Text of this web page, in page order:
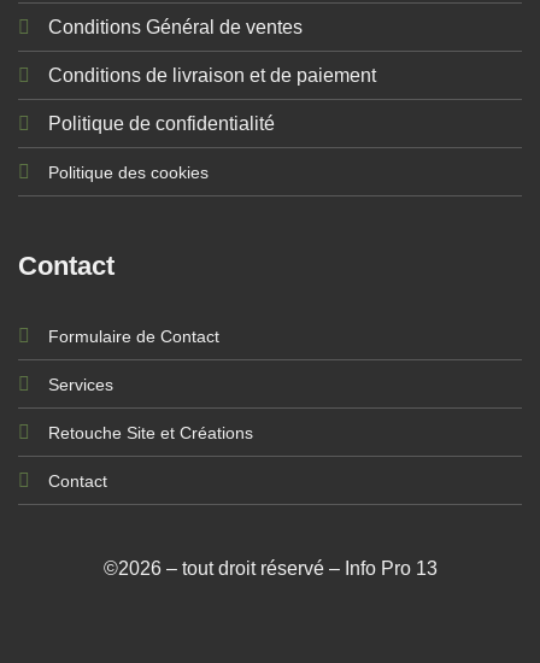
Conditions Général de ventes
Conditions de livraison et de paiement
Politique de confidentialité
Politique des cookies
Contact
Formulaire de Contact
Services
Retouche Site et Créations
Contact
©2026 – tout droit réservé – Info Pro 13